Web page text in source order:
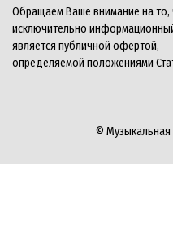
Обращаем Ваше внимание на то,
исключительно
является публичной офертой,
определяемой положениями
© Музыкальная